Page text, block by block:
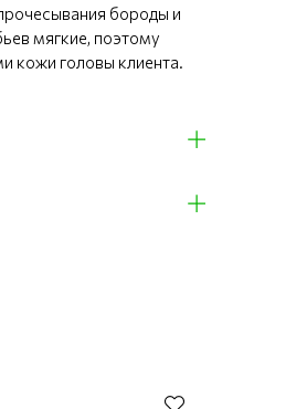
бороды и
мягкие, поэтому
кожи головы клиента.